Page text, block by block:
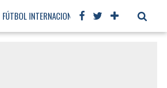
FÚTBOL INTERNACIONAL